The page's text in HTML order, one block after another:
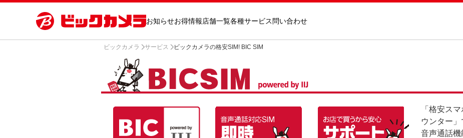
お知らせお得情報店舗一覧各種サービス問い合わせ
ビックカメラ サービス ビックカメラの格安SIM! BIC SIM
「格安ス
ウンター」
音声通話